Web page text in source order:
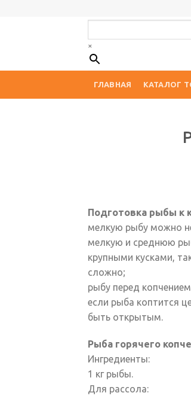
×
ГЛАВНАЯ КАТАЛОГ
Подготовка рыбы к
мелкую рыбу можно
мелкую и среднюю
крупными кусками,
сложно;
рыбу перед
если рыба коптится
быть открытым.
Рыба горячего
Ингредиенты:
1 кг рыбы.
Для рассола: